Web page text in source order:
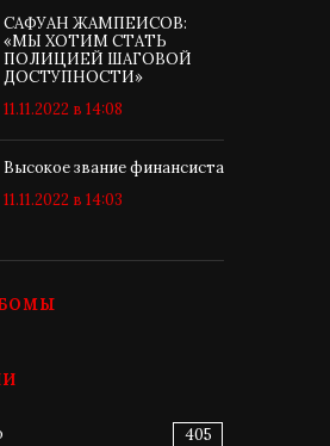
САФУАН ЖАМПЕИСОВ:
«МЫ ХОТИМ СТАТЬ
ПОЛИЦИЕЙ ШАГОВОЙ
ДОСТУПНОСТИ»
11.11.2022 в 14:08
Высокое звание финансиста
11.11.2022 в 14:03
405